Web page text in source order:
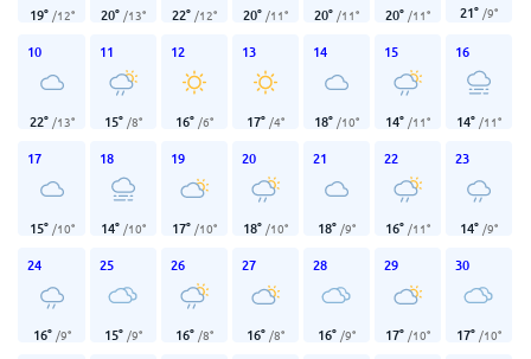
19° /12° 20° /13° 22° /12° 20° /11° 20° /11° 20° /11° 21° /9°
10
22° /13°
11
15° /8°
12
16° /6°
13
17° /4°
14
18° /10°
15
14° /11°
16
14° /11°
17
15° /10°
18
14° /10°
19
17° /10°
20
18° /10°
21
18° /9°
22
16° /11°
23
14° /9°
24
16° /9°
25
15° /9°
26
16° /8°
27
16° /8°
28
16° /9°
29
17° /10°
30
17° /10°